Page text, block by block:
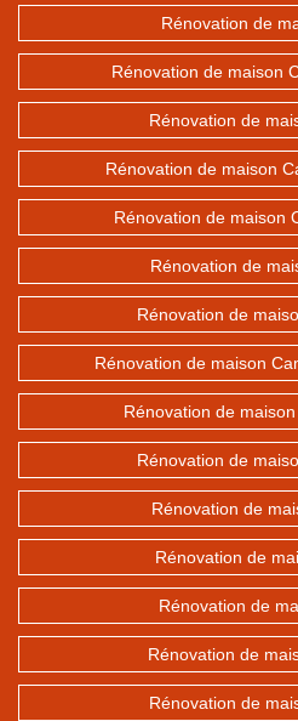
Rénovation de
Rénovation de maison
Rénovation de
Rénovation de maison
Rénovation de maison
Rénovation de
Rénovation de
Rénovation de maison
Rénovation de
Rénovation de
Rénovation de
Rénovation de
Rénovation de
Rénovation de
Rénovation de